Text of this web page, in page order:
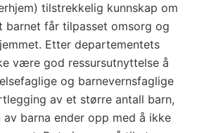
tilstrekkelig kunnskap om
barnet får tilpasset omsorg og
Etter departementets
være god ressursutnyttelse å
og barnevernsfaglige
av et større antall barn,
barna ender opp med å ikke